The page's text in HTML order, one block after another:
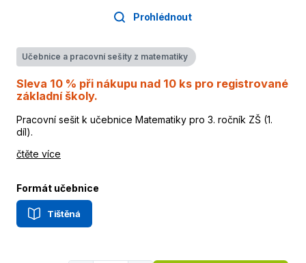
Prohlédnout
Učebnice a pracovní sešity z matematiky
Sleva 10 % při nákupu nad 10 ks pro registrované
základní školy.
Pracovní sešit k učebnice Matematiky pro 3. ročník ZŠ (1.
díl).
čtěte více
Formát učebnice
Tištěná